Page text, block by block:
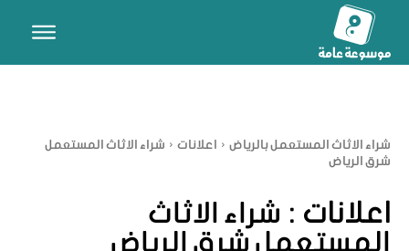
شراء الاثاث المستعمل بالرياض اعلانات
شراء الاثاث المستعمل
شرق الرياض
اعلانات : شراء الاثاث
المستعمل شرق الرياض